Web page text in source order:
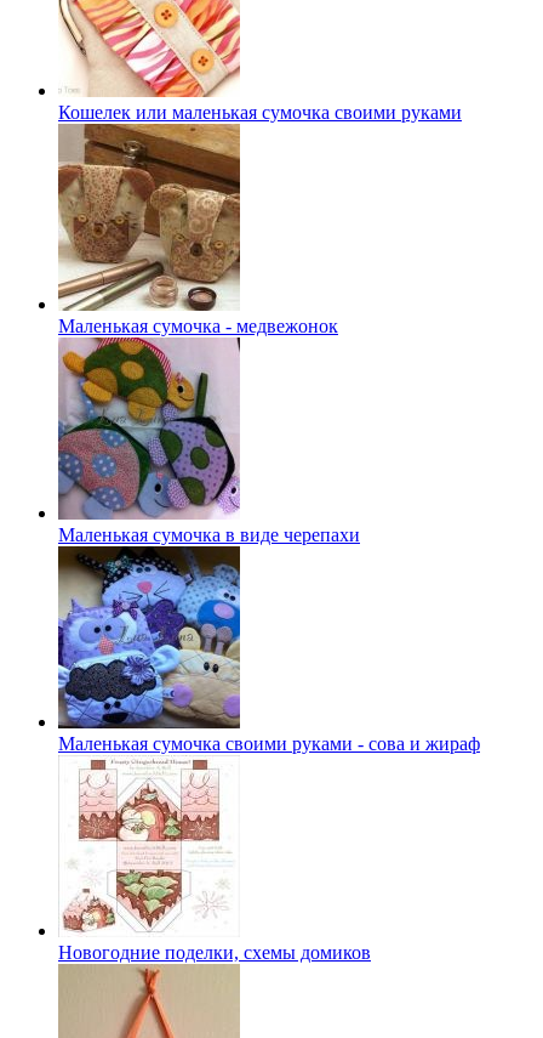
Кошелек или маленькая сумочка своими руками
Маленькая сумочка - медвежонок
Маленькая сумочка в виде черепахи
Маленькая сумочка своими руками - сова и жираф
Новогодние поделки, схемы домиков